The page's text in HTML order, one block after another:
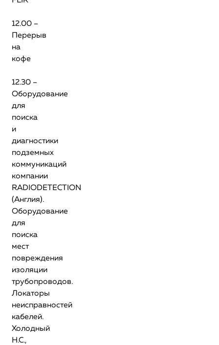
12.00 –
Перерыв
на
кофе
12.30 –
Оборудование
для
поиска
и
диагностики
подземных
коммуникаций
компании
RADIODETECTION
(Англия).
Оборудование
для
поиска
мест
повреждения
изоляции
трубопроводов.
Локаторы
неисправностей
кабелей.
Холодный
Н.С.,